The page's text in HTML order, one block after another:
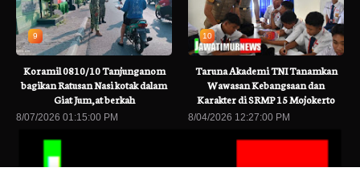
9
Koramil 0810/10 Tanjunganom
bagikan Ratusan Nasi kotak dalam
Giat Jum,at berkah
8/07/2026 01:15:00 PM
10
Taruna Akademi TNI Tanamkan
Wawasan Kebangsaan dan
Karakter di SRMP 15 Mojokerto
8/04/2026 12:27:00 PM